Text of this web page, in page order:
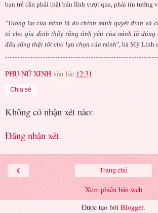
bạn trẻ cần phải thật bản lĩnh vượt qua, phải tin tưởng
"Tương lai của mình là do chính mình quyết định và
tỏ cho gia đình thấy rằng tình yêu của mình là đúng
đấu sống thật tốt cho lựa chọn của mình", bà Mỹ Linh
PHỤ NỮ XINH vào lúc 12:31
Chia sẻ
Không có nhận xét nào:
Đăng nhận xét
‹ Trang chủ
Xem phiên bản web
Được tạo bởi Blogger.